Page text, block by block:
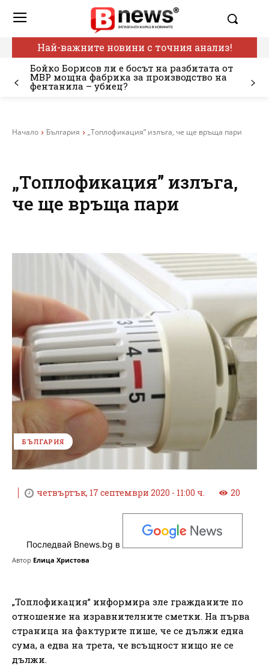
Най-важните новини с точния анализ!
Бойко Борисов ли е босът на разбитата от
МВР мощна фабрика за производство на
фентанила – убиец?
Начало България „Топлофикация” излъга, че ще връща пари
„Топлофикация” излъга,
че ще връща пари
БЪЛГАРИЯ
четвъртък, 17 септември 2020 - 11:00 ч. 20
Последвай Bnews.bg в
Автор Елица Христова
„Топлофикация” информира зле гражданите по
отношение на изравнителните сметки. На първа
страница на фактурите пише, че се дължи една
сума, а едва на трета, че всъщност нищо не се
дължи.